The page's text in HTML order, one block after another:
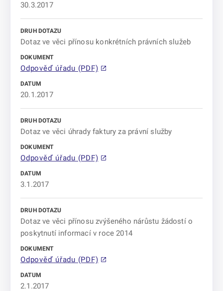
30.3.2017
Dotaz ve věci přínosu konkrétních právních služeb
Odpověď úřadu (PDF)
20.1.2017
Dotaz ve věci úhrady faktury za právní služby
Odpověď úřadu (PDF)
3.1.2017
Dotaz ve věci přínosu zvýšeného nárůstu žádostí o
poskytnutí informací v roce 2014
Odpověď úřadu (PDF)
2.1.2017